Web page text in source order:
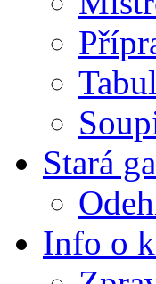
Stará
Info o